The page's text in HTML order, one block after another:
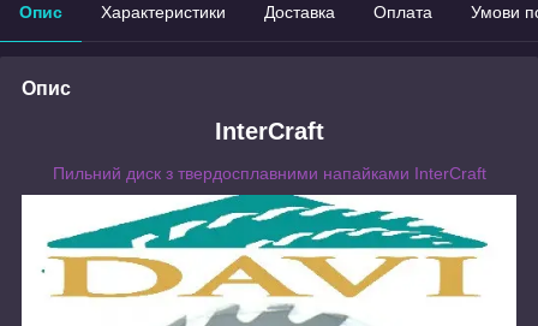
Опис Характеристики Доставка Оплата Умови
Опис
InterCraft
Пильний диск з твердосплавними напайками InterCraft